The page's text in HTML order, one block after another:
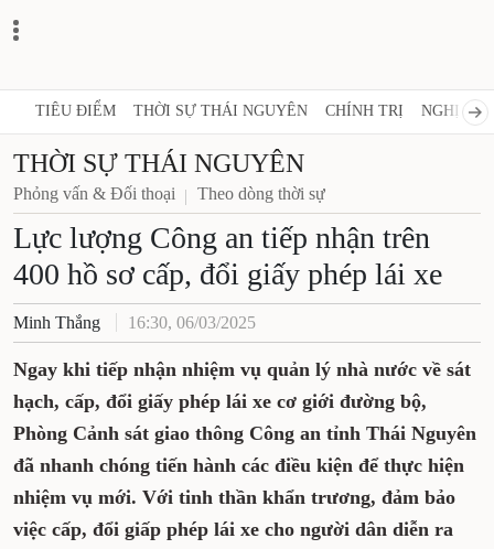
TIÊU ĐIỂM THỜI SỰ THÁI NGUYÊN CHÍNH TRỊ NGHỊ
THỜI SỰ THÁI NGUYÊN
Phỏng vấn & Đối thoại Theo dòng thời sự
Lực lượng Công an tiếp nhận trên
400 hồ sơ cấp, đổi giấy phép lái xe
Minh Thắng 16:30, 06/03/2025
Ngay khi tiếp nhận nhiệm vụ quản lý nhà nước về sát
hạch, cấp, đổi giấy phép lái xe cơ giới đường bộ,
Phòng Cảnh sát giao thông Công an tỉnh Thái Nguyên
đã nhanh chóng tiến hành các điều kiện để thực hiện
nhiệm vụ mới. Với tinh thần khẩn trương, đảm bảo
việc cấp, đổi giấp phép lái xe cho người dân diễn ra